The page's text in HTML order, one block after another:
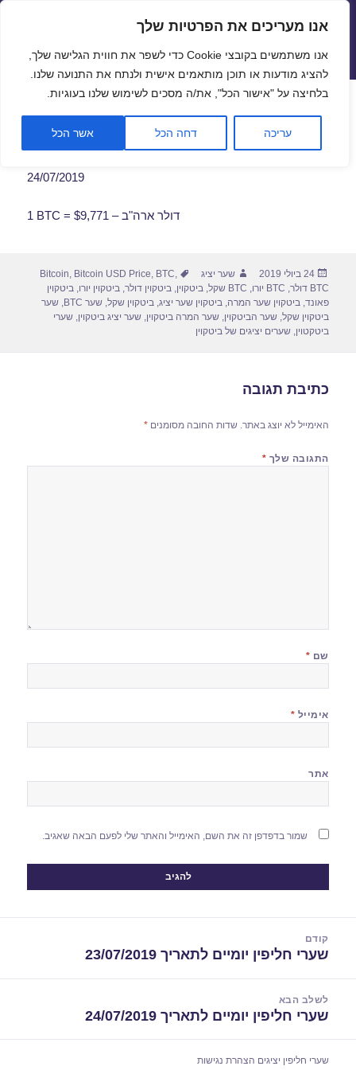
פתח
אנו מעריכים את הפרטיות שלך
אנו משתמשים בקובצי Cookie כדי לשפר את חווית הגלישה שלך,
להציג מודעות או תוכן מותאמים אישית ולנתח את התנועה שלנו.
בלחיצה על "אישור הכל", את/ה מסכים לשימוש שלנו בעוגיות.
עריכה דחה הכל אשר הכל
שערי חליפין יציגים – שער יציג
תפריטים
ווידג'טים
שער ביטקוין לתאריך 24/07/2019
24/07/2019
1 BTC = $9,771 – דולר ארה"ב
פורסם
בתאריך
24 ביולי 2019 מחבר
שער יציג תגיות Bitcoin, Bitcoin USD Price, BTC,
BTC דולר
, BTC יורו , BTC שקל ,ביטקוין,ביטקוין דולר,ביטקוין יורו,ביטקוין
פאונד,ביטקוין שער המרה,ביטקוין שער יציג,ביטקוין שקל,שער BTC ,שער
ביטקוין שקל,שער הביטקוין,שער המרה ביטקוין,שער יציג ביטקוין,שערי
ביטקטוין,שערים יציגים של ביטקוין
כתיבת תגובה
האימייל לא יוצג באתר. שדות החובה מסומנים*
התגובה שלך *
שם *
אימייל *
אתר
שמור בדפדפן זה את השם, האימייל והאתר שלי לפעם הבאה שאגיב.
קודם
הפוסט
שערי חליפין יומיים לתאריך 23/07/2019
לשלב הבא
הפוסט
שערי חליפין יומיים לתאריך 24/07/2019
שערי חליפין יציגים הצהרת נגישות